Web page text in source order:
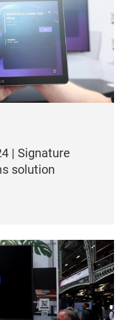
| Signature
solution